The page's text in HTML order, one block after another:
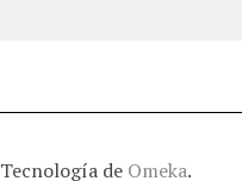
Tecnología de Omeka.